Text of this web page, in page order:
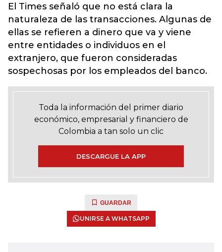
El Times señaló que no está clara la
naturaleza de las transacciones. Algunas de
ellas se refieren a dinero que va y viene
entre entidades o individuos en el
extranjero, que fueron consideradas
sospechosas por los empleados del banco.
Toda la información del primer diario
económico, empresarial y financiero de
Colombia a tan solo un clic
DESCARGUE LA APP
GUARDAR
UNIRSE A WHATSAPP